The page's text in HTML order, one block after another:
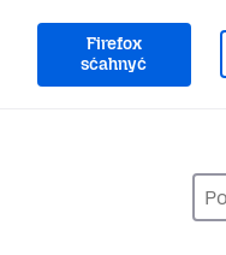
Firefox
sćahnyć